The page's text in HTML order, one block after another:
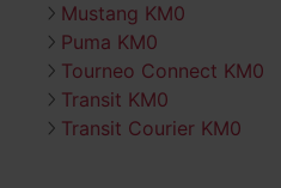
Mustang KM0
Puma KM0
Tourneo Connect KM0
Transit KM0
Transit Courier KM0